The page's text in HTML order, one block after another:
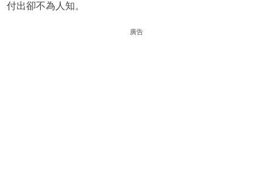
付出卻不為人知。
廣告